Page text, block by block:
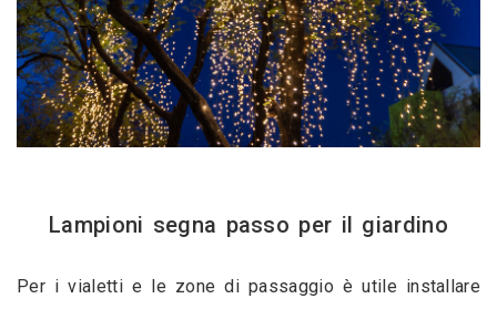
Lampioni segna passo per il giardino
Per i vialetti e le zone di passaggio è utile installare